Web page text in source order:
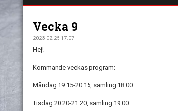
Vecka 9
2023-02-25 17:07
Hej!
Kommande veckas program:
Måndag 19:15-20:15, samling 18:00
Tisdag 20:20-21:20, samling 19:00